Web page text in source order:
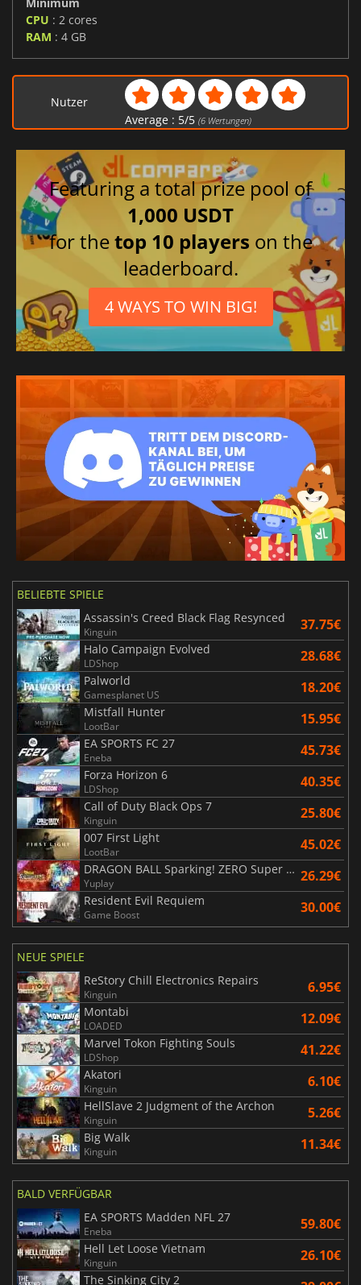
CPU : 2 cores
RAM : 4 GB
Nutzer
Average : 5/5 (6Wertungen)
Featuring a total prize pool of
1,000 USDT
for thetop 10 players on the
leaderboard.
4 WAYS TO WIN BIG!
BELIEBTE SPIELE
Assassin's Creed Black Flag Resynced
Kinguin 37.75€
Halo Campaign Evolved
LDShop 28.68€
Palworld
Gamesplanet US 18.20€
Mistfall Hunter
LootBar 15.95€
EA SPORTS FC 27
Eneba 45.73€
Forza Horizon 6
LDShop 40.35€
Call of Duty Black Ops 7
Kinguin 25.80€
007 First Light
LootBar 45.02€
DRAGON BALL Sparking! ZERO Super Limit Breaking NEO
Yuplay 26.29€
Resident Evil Requiem
Game Boost 30.00€
NEUE SPIELE
ReStory Chill Electronics Repairs
Kinguin 6.95€
Montabi
LOADED 12.09€
Marvel Tokon Fighting Souls
LDShop 41.22€
Akatori
Kinguin 6.10€
HellSlave 2 Judgment of the Archon
Kinguin 5.26€
Big Walk
Kinguin 11.34€
BALD VERFÜGBAR
EA SPORTS Madden NFL 27
Eneba 59.80€
Hell Let Loose Vietnam
Kinguin 26.10€
The Sinking City 2